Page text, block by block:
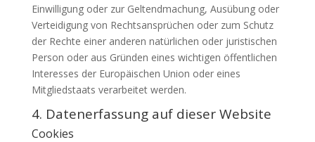
Einwilligung oder zur Geltendmachung, Ausübung oder
Verteidigung von Rechtsansprüchen oder zum Schutz
der Rechte einer anderen natürlichen oder juristischen
Person oder aus Gründen eines wichtigen öffentlichen
Interesses der Europäischen Union oder eines
Mitgliedstaats verarbeitet werden.
4. Datenerfassung auf dieser Website
Cookies